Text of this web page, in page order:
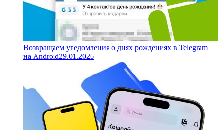
Возвращаем уведомления о днях рождениях в Telegram
на Android29.01.2026